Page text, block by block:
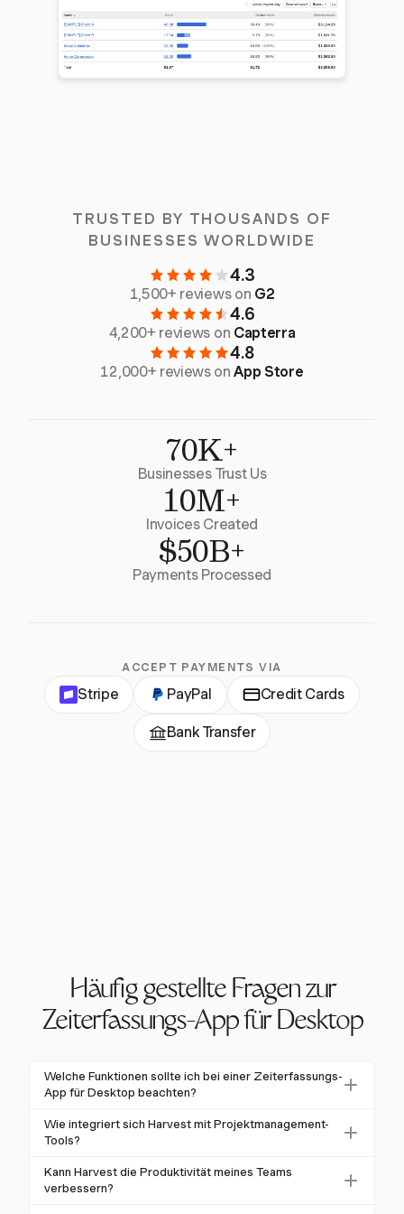
TRUSTED BY THOUSANDS OF
BUSINESSES WORLDWIDE
4.3
1,500+ reviews on G2
4.6
4,200+ reviews on Capterra
4.8
12,000+ reviews onApp Store
70K+
Businesses Trust Us
10M+
Invoices Created
$50B+
Payments Processed
ACCEPT PAYMENTS VIA
Stripe PayPal Credit Cards
Bank Transfer
Häufig gestellte Fragen zur
Zeiterfassungs-App für Desktop
Welche Funktionen sollte ich bei einer Zeiterfassungs-
App für Desktop beachten?
Bei der Auswahl einer Zeiterfassungs-App für
Desktop sollten Sie auf Funktionen wie automatisierte
Tools und detaillierte Berichterstattungsfunktionen
achten. Harvest bietet diese zusammen mit flexiblen
Wie integriert sich Harvest mit Projektmanagement-
Tools?
Harvest integriert sich nahtlos mit
Projektmanagement-Tools wie Asana und GitHub,
Kann Harvest die Produktivität meines Teams
verbessern?